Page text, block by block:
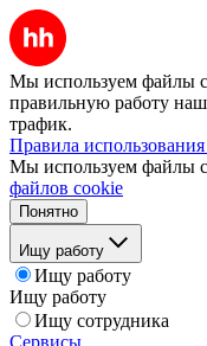
Мы используем файлы
правильную работу
трафик.
Правила
Мы используем файлы
файлов cookie
Понятно
Ищу работу
Ищу работу
Ищу работу
Ищу сотрудника
Сервисы